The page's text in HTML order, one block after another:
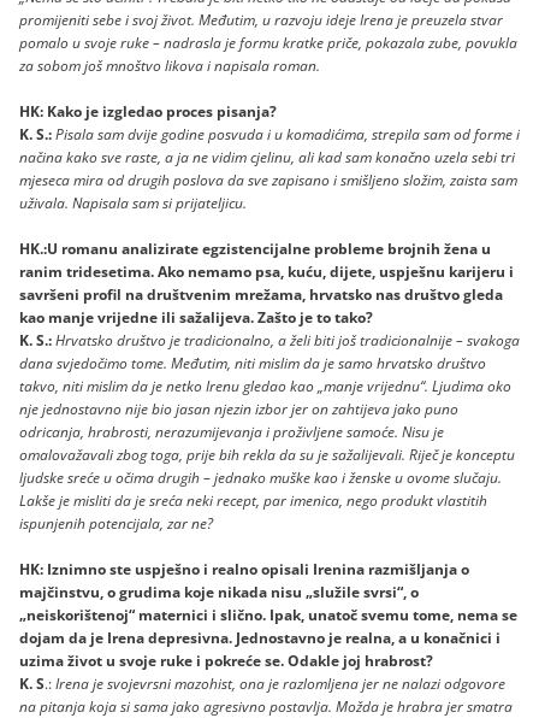
promijeniti sebe i svoj život. Međutim, u razvoju ideje Irena je preuzela stvar
pomalo u svoje ruke – nadrasla je formu kratke priče, pokazala zube, povukla
za sobom još mnoštvo likova i napisala roman.
HK: Kako je izgledao proces pisanja?
K. S.:Pisala sam dvije godine posvuda i u komadićima, strepila sam od forme i
načina kako sve raste, a ja ne vidim cjelinu, ali kad sam konačno uzela sebi tri
mjeseca mira od drugih poslova da sve zapisano i smišljeno složim, zaista sam
uživala. Napisala sam si prijateljicu.
HK.:U romanu analizirate egzistencijalne probleme brojnih žena u
ranim tridesetima. Ako nemamo psa, kuću, dijete, uspješnu karijeru i
savršeni profil na društvenim mrežama, hrvatsko nas društvo gleda
kao manje vrijedne ili sažalijeva. Zašto je to tako?
K. S.:Hrvatsko društvo je tradicionalno, a želi biti još tradicionalnije – svakoga
dana svjedočimo tome. Međutim, niti mislim da je samo hrvatsko društvo
takvo, niti mislim da je netko Irenu gledao kao „manje vrijednu“. Ljudima oko
nje jednostavno nije bio jasan njezin izbor jer on zahtijeva jako puno
odricanja, hrabrosti, nerazumijevanja i proživljene samoće. Nisu je
omalovažavali zbog toga, prije bih rekla da su je sažalijevali. Riječ je konceptu
ljudske sreće u očima drugih – jednako muške kao i ženske u ovome slučaju.
Lakše je misliti da je sreća neki recept, par imenica, nego produkt vlastitih
ispunjenih potencijala, zar ne?
HK: Iznimno ste uspješno i realno opisali Irenina razmišljanja o
majčinstvu, o grudima koje nikada nisu „služile svrsi“, o
„neiskorištenoj“ maternici i slično. Ipak, unatoč svemu tome, nema se
dojam da je Irena depresivna. Jednostavno je realna, a u konačnici i
uzima život u svoje ruke i pokreće se. Odakle joj hrabrost?
K. S.:Irena je svojevrsni mazohist, ona je razlomljena jer ne nalazi odgovore
na pitanja koja si sama jako agresivno postavlja. Možda je hrabra jer smatra